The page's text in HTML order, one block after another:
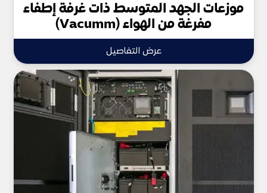
موزعات الجهد المتوسط ذات غرفة إطفاء
مفرغة من الهواء (Vacumm)
عرض التفاصيل